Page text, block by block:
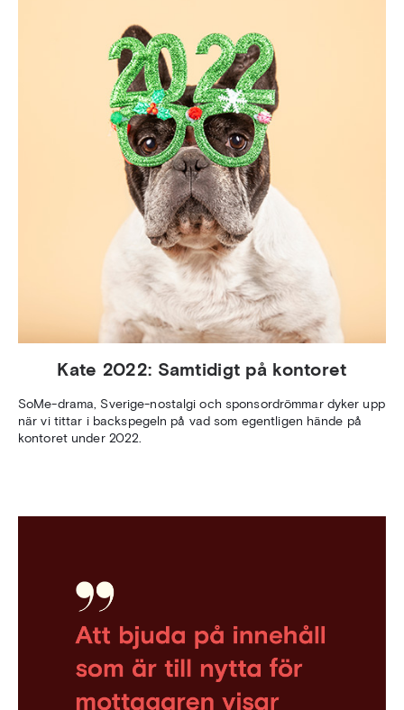
Kate 2022: Samtidigt på kontoret
SoMe-drama, Sverige-nostalgi och sponsordrömmar dyker upp
när vi tittar i backspegeln på vad som egentligen hände på
kontoret under 2022.